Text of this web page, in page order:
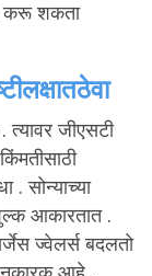
करू शकता
लक्षातठेवा
त्यावर जीएसटी
किंमतीसाठी
.सोन्याच्या
आकारतात.
ज्वेलर्स बदलतो